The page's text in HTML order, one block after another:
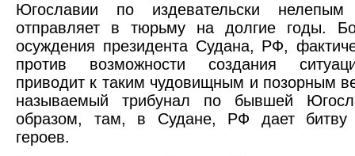
Югославии по издевательски нелепым
отправляет в тюрьму на долгие годы.
осуждения президента Судана, РФ,
против возможности создания
приводит к таким чудовищным и позорным
называемый трибунал по бывшей
образом, там, в Судане, РФ дает битву
героев.